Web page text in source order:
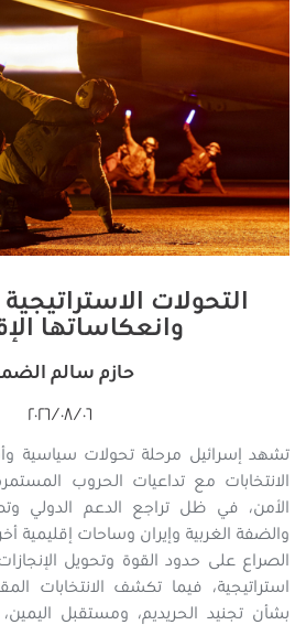
التحولات
وانعكاساتها
حازم سالم
٠٦‏/٠٨‏/٢٠٢٦
تشهد إسرائيل مرحلة تحولات سياسية
الانتخابات مع تداعيات الحروب
الأمن، في ظل تراجع الدعم الدولي
والضفة الغربية وإيران وساحات إقليمية
الصراع على حدود القوة وتحويل
استراتيجية، فيما تكشف الانتخابات
بشأن تجنيد الحريديم، ومستقبل